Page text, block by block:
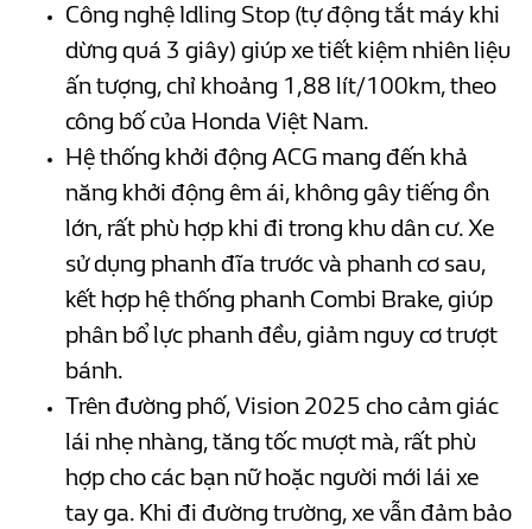
Công nghệ Idling Stop (tự động tắt máy khi
dừng quá 3 giây) giúp xe tiết kiệm nhiên liệu
ấn tượng, chỉ khoảng 1,88 lít/100km, theo
công bố của Honda Việt Nam.
Hệ thống khởi động ACG mang đến khả
năng khởi động êm ái, không gây tiếng ồn
lớn, rất phù hợp khi đi trong khu dân cư. Xe
sử dụng phanh đĩa trước và phanh cơ sau,
kết hợp hệ thống phanh Combi Brake, giúp
phân bổ lực phanh đều, giảm nguy cơ trượt
bánh.
Trên đường phố, Vision 2025 cho cảm giác
lái nhẹ nhàng, tăng tốc mượt mà, rất phù
hợp cho các bạn nữ hoặc người mới lái xe
tay ga. Khi đi đường trường, xe vẫn đảm bảo